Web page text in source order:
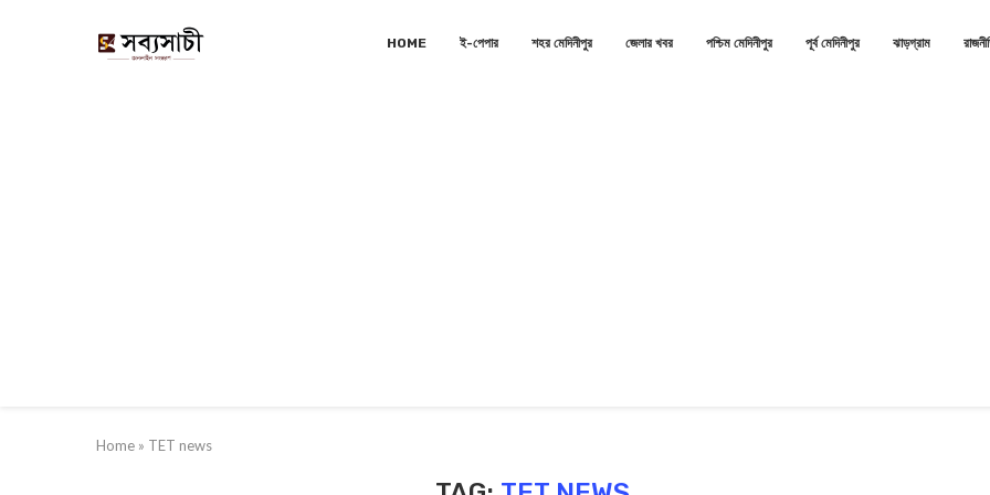
HOME ই-পেপার শহর মেদিনীপুর জেলার খবর পশ্চিম মেদিনীপুর পূর্ব মেদিনীপুর ঝাড়গ্রাম
Home » TET news